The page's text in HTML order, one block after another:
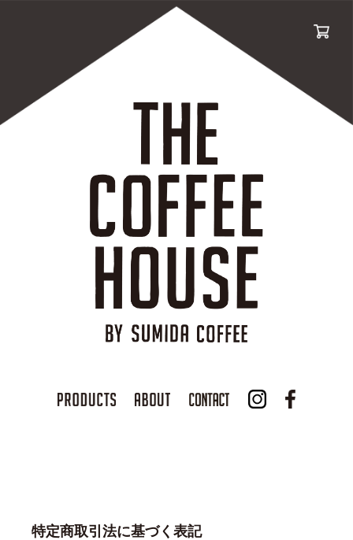
特定商取引法に基づく表記